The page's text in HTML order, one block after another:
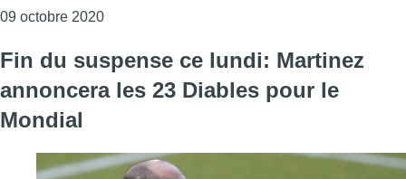
09 octobre 2020Consulter l'article "BX1 diffusera les
Fin du suspense ce lundi: Martinez
annoncera les 23 Diables pour le
Mondial